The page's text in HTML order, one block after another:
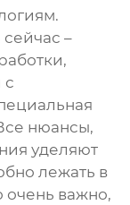
–
с
нюансы,
уделяют
лежать в
очень важно,